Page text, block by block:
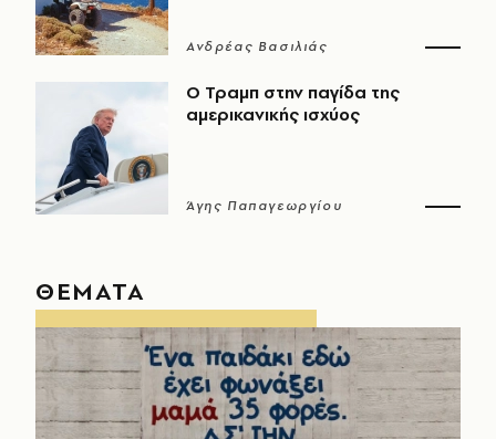
Ανδρέας Βασιλιάς
Ο Τραμπ στην παγίδα της
αμερικανικής ισχύος
Άγης Παπαγεωργίου
ΘΕΜΑΤΑ